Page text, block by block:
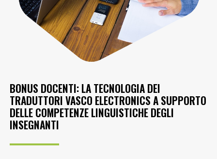
BONUS DOCENTI: LA TECNOLOGIA DEI
TRADUTTORI VASCO ELECTRONICS A SUPPORTO
DELLE COMPETENZE LINGUISTICHE DEGLI
INSEGNANTI